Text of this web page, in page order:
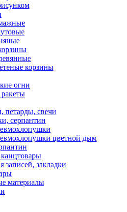
корзины
огни
петарды, свечи
серпантин
цветной дым
записей, закладки
материалы